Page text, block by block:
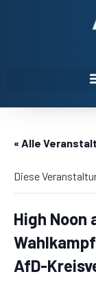
« Alle
Diese
High Noon
AfD-